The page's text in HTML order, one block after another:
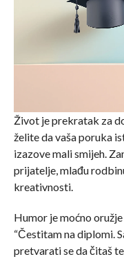
Život je prekratak za
želite da vaša poruka
izazove mali smijeh.
prijatelje, mlađu
kreativnosti.
Humor je moćno
“Čestitam na diplomi.
pretvarati se da čitaš